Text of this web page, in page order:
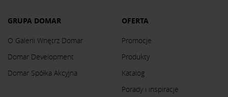
GRUPA DOMAR
O Galerii Wnętrz Domar
Domar Development
Domar Spółka Akcyjna
OFERTA
Promocje
Produkty
Katalog
Porady i inspiracje